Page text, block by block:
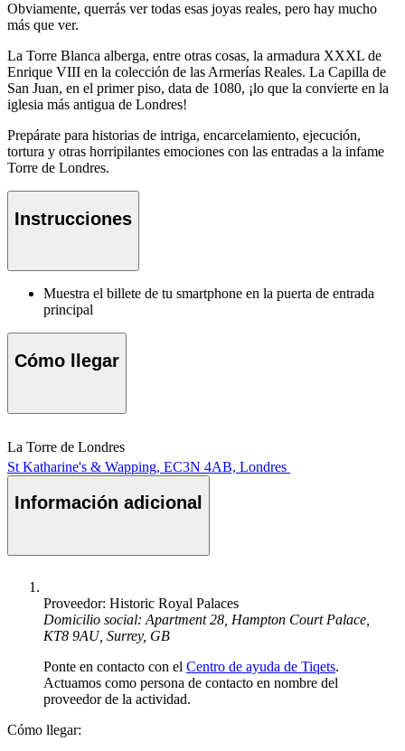
Obviamente, querrás ver todas esas joyas reales, pero hay mucho
más que ver.
La Torre Blanca alberga, entre otras cosas, la armadura XXXL de
Enrique VIII en la colección de las Armerías Reales. La Capilla de
San Juan, en el primer piso, data de 1080, ¡lo que la convierte en la
iglesia más antigua de Londres!
Prepárate para historias de intriga, encarcelamiento, ejecución,
tortura y otras horripilantes emociones con las entradas a la infame
Torre de Londres.
Instrucciones
Muestra el billete de tu smartphone en la puerta de entrada
principal
Cómo llegar
La Torre de Londres
St Katharine's & Wapping, EC3N 4AB, Londres
Información adicional
Proveedor: Historic Royal Palaces
Domicilio social: Apartment 28, Hampton Court Palace,
KT8 9AU, Surrey, GB
Ponte en contacto con el Centro de ayuda de Tiqets.
Actuamos como persona de contacto en nombre del
proveedor de la actividad.
Cómo llegar: